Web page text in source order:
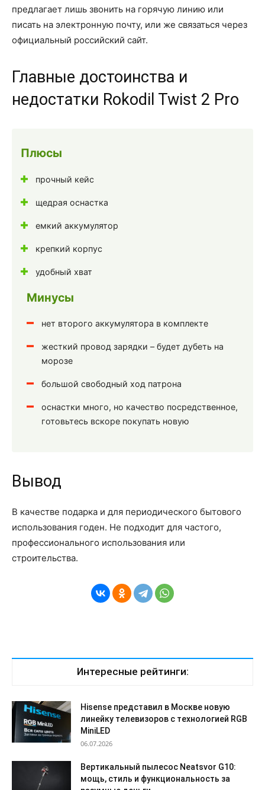
предлагает лишь звонить на горячую линию или
писать на электронную почту, или же связаться через
официальный российский сайт.
Главные достоинства и
недостатки Rokodil Twist 2 Pro
Плюсы
прочный кейс
щедрая оснастка
емкий аккумулятор
крепкий корпус
удобный хват
Минусы
нет второго аккумулятора в комплекте
жесткий провод зарядки – будет дубеть на
морозе
большой свободный ход патрона
оснастки много, но качество посредственное,
готовьтесь вскоре покупать новую
Вывод
В качестве подарка и для периодического бытового
использования годен. Не подходит для частого,
профессионального использования или
строительства.
Интересные рейтинги:
Hisense представил в Москве новую
линейку телевизоров с технологией RGB
MiniLED
06.07.2026
Вертикальный пылесос Neatsvor G10:
мощь, стиль и функциональность за